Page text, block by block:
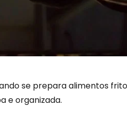
se prepara alimentos
e organizada.